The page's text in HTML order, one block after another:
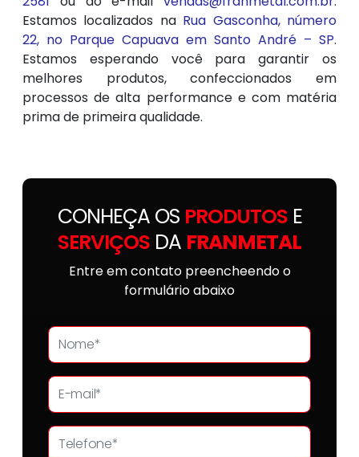
Estamos localizados na Rua Gasconha, número
22, no Parque Capuava em Santo André – SP.
Estamos esperando você para garantir os
melhores produtos, confeccionados em
processos de alta performance e com matéria
prima de primeira qualidade.
CONHEÇA OS PRODUTOSE
SERVIÇOS DA FRANMETAL
Entre em contato preencheendo o
formulário abaixo